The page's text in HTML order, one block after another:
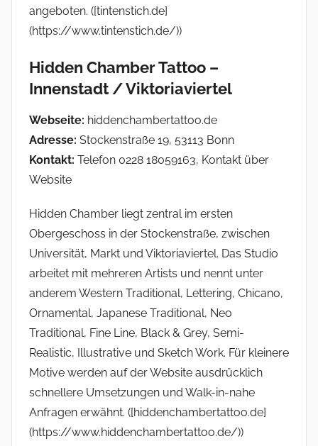
angeboten. ([tintenstich.de]
(https://www.tintenstich.de/))
Hidden Chamber Tattoo –
Innenstadt / Viktoriaviertel
Webseite: hiddenchambertattoo.de
Adresse: Stockenstraße 19, 53113 Bonn
Kontakt: Telefon 0228 18059163, Kontakt über
Website
Hidden Chamber liegt zentral im ersten
Obergeschoss in der Stockenstraße, zwischen
Universität, Markt und Viktoriaviertel. Das Studio
arbeitet mit mehreren Artists und nennt unter
anderem Western Traditional, Lettering, Chicano,
Ornamental, Japanese Traditional, Neo
Traditional, Fine Line, Black & Grey, Semi-
Realistic, Illustrative und Sketch Work. Für kleinere
Motive werden auf der Website ausdrücklich
schnellere Umsetzungen und Walk-in-nahe
Anfragen erwähnt. ([hiddenchambertattoo.de]
(https://www.hiddenchambertattoo.de/))